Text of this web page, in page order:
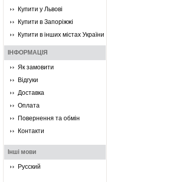
Купити у Львові
Купити в Запоріжжі
Купити в інших містах України
ІНФОРМАЦІЯ
Як замовити
Відгуки
Доставка
Оплата
Повернення та обмін
Контакти
Інші мови
Русский